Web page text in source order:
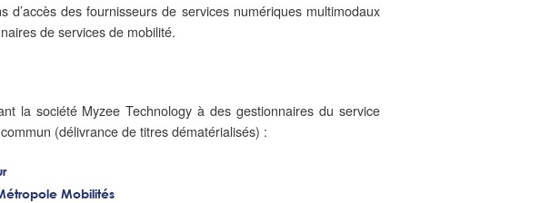
des fournisseurs de services numériques multimodaux
de services de mobilité.
la société Myzee Technology à des gestionnaires du service
(délivrance de titres dématérialisés) :
Mobilités